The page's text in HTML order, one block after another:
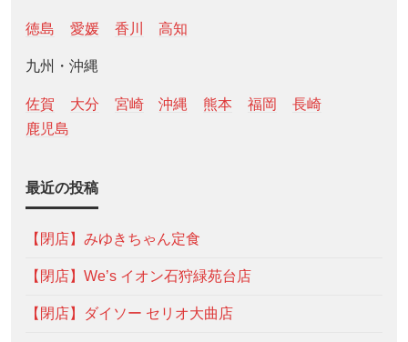
徳島 愛媛 香川 高知
九州・沖縄
佐賀 大分 宮崎 沖縄 熊本 福岡
長崎
鹿児島
最近の投稿
【閉店】みゆきちゃん定食
【閉店】We’s イオン石狩緑苑台店
【閉店】ダイソー セリオ大曲店